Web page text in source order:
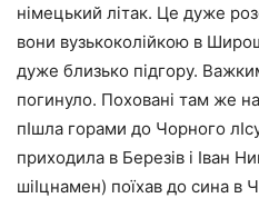
німецький літак. Це дуже
вони вузькоколійкою в
дуже близько підгору.
погинуло. Поховані там же
пIшла горами до Чорного
приходила в Березів і Iван
шіIцнамен) поїхав до сина в